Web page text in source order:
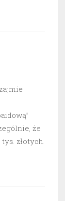
że
złotych.